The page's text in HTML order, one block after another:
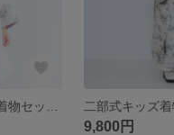
9,800円